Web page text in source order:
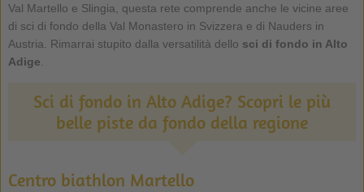
Val Martello e Slingia, questa rete comprende anche le vicine aree
di sci di fondo della Val Monastero in Svizzera e di Nauders in
Austria. Rimarrai stupito dalla versatilità dello sci di fondo in Alto
Adige
Sci di fondo in Alto Adige? Scopri le più
belle piste da fondo della regione
Centro biathlon Martello